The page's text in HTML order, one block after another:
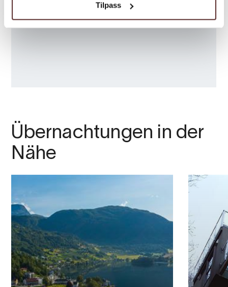
Tilpass
Übernachtungen in der
Nähe